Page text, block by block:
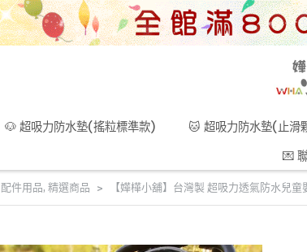
🐶 超吸力防水墊(搖粒標準款) 🐱 超吸力防水墊(止滑
💌
配件用品, 精選商品 【嬅樺小舖】台灣製 超吸力透氣防水兒